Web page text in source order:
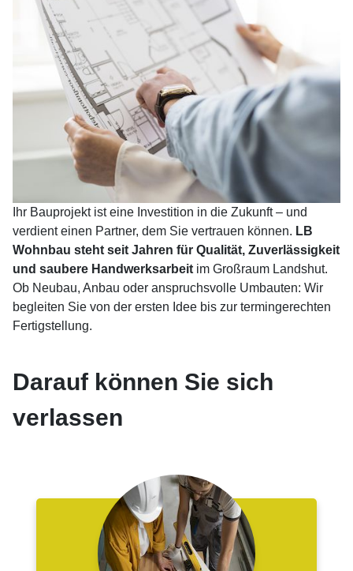
Ihr Bauprojekt ist eine Investition in die Zukunft – und
verdient einen Partner, dem Sie vertrauen können. LB
Wohnbau steht seit Jahren für Qualität, Zuverlässigkeit
und saubere Handwerksarbeit im Großraum Landshut.
Ob Neubau, Anbau oder anspruchsvolle Umbauten: Wir
begleiten Sie von der ersten Idee bis zur termingerechten
Fertigstellung.
Darauf können Sie sich
verlassen